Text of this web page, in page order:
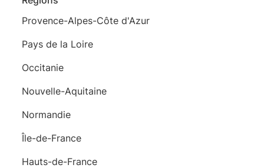
Provence-Alpes-Côte d'Azur
Pays de la Loire
Occitanie
Nouvelle-Aquitaine
Normandie
Île-de-France
Hauts-de-France